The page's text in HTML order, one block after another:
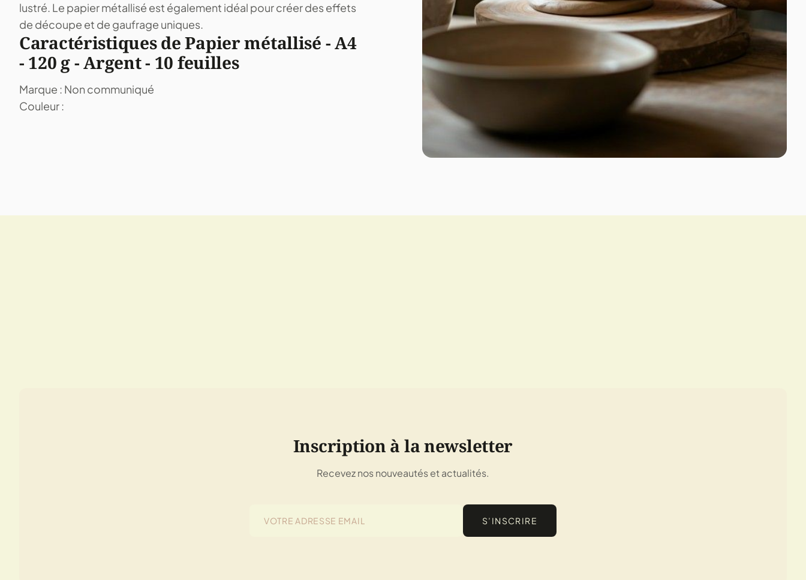
lustré. Le papier métallisé est également idéal pour créer des effets
de découpe et de gaufrage uniques.
Caractéristiques de Papier métallisé - A4
- 120 g - Argent - 10 feuilles
Marque : Non communiqué
Couleur :
Inscription à la newsletter
Recevez nos nouveautés et actualités.
S’INSCRIRE